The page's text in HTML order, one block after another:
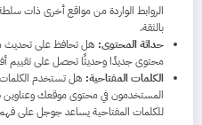
الروابط الواردة من مواقع أخرى ذات
بالثقة.
حداثة المحتوى: هل تحافظ على تحديث
محتوى جديدًا وحديثًا تحصل على تقييم
الكلمات المفتاحية: هل تستخدم الكلمات
المستخدمون في محتوى موقعك وعناوين
للكلمات المفتاحية يساعد جوجل على